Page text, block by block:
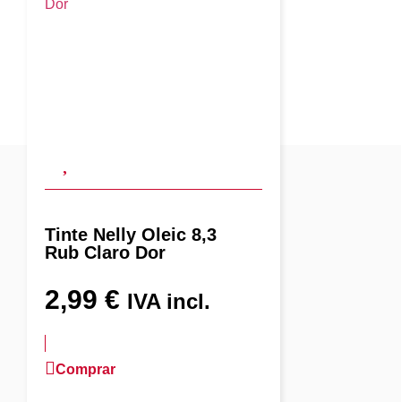
Tinte Nelly Oleic 8,3
Rub Claro Dor
2,99 € IVA incl.
Comprar